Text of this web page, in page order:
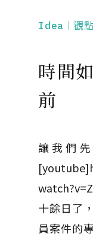
Idea｜觀點
時間
前
讓我們
十餘日了
員案件的